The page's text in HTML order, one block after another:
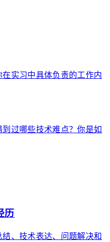
实习中具体负责的工作内
过哪些技术难点？你是如
历
、技术表达、问题解决和